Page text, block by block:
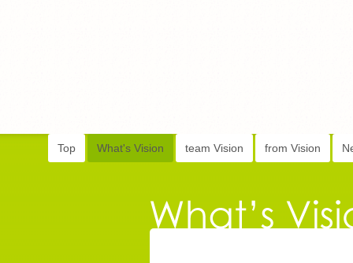
Top What's Vision team Vision from Vision